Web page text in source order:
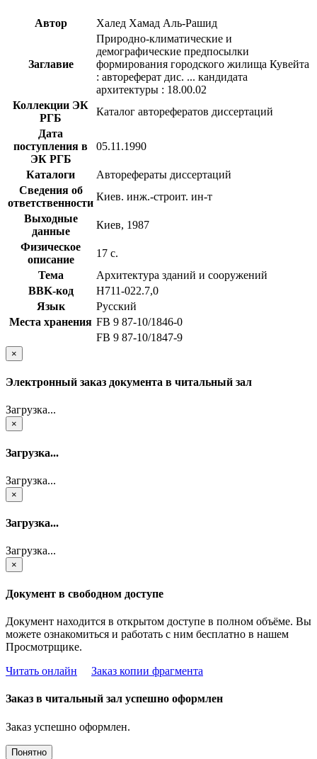
Автор Халед Хамад Аль-Рашид
Заглавие
Природно-климатические и
демографические предпосылки
формирования городского жилища Кувейта
: автореферат дис. ... кандидата
архитектуры : 18.00.02
Коллекции ЭК
РГБ
Каталог авторефератов диссертаций
Дата
поступления в
ЭК РГБ
05.11.1990
Каталоги
Авторефераты диссертаций
Сведения об
ответственности
Киев. инж.-строит. ин-т
Выходные
данные
Киев, 1987
Физическое
описание
17 с.
Тема
Архитектура зданий и сооружений
BBK-код
Н711-022.7,0
Язык
Русский
Места хранения FB 9 87-10/1846-0
FB 9 87-10/1847-9
×
Электронный заказ документа в читальный зал
Загрузка...
×
Загрузка...
Загрузка...
×
Загрузка...
Загрузка...
×
Документ в свободном доступе
Документ находится в открытом доступе в полном объёме. Вы
можете ознакомиться и работать с ним бесплатно в нашем
Просмотрщике.
Читать онлайн
Заказ копии фрагмента
Заказ в читальный зал успешно оформлен
Заказ успешно оформлен.
Понятно